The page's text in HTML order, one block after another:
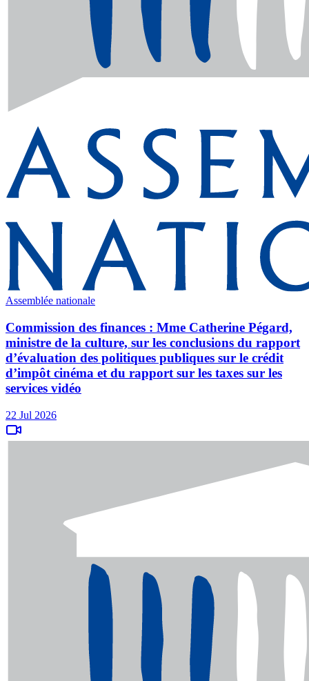
Assemblée nationale
Commission des finances : Mme Catherine Pégard,
ministre de la culture, sur les conclusions du rapport
d’évaluation des politiques publiques sur le crédit
d’impôt cinéma et du rapport sur les taxes sur les
services vidéo
22 Jul 2026